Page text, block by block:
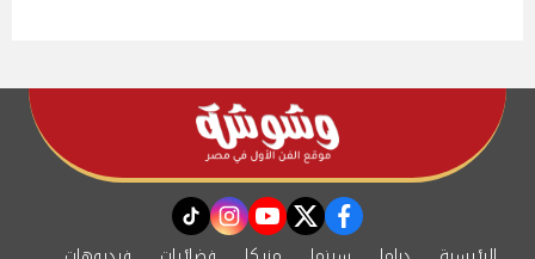
facebook
twitter
youtube
instagram
tiktok